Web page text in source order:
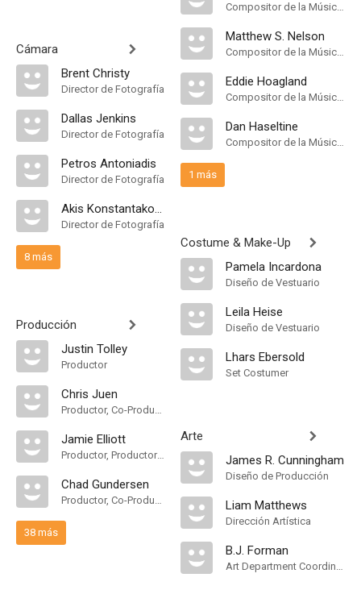
Cámara
Brent Christy
Director de Fotografía
Dallas Jenkins
Director de Fotografía
Petros Antoniadis
Director de Fotografía
Akis Konstantakopoulos
Director de Fotografía
8 más
Producción
Justin Tolley
Productor
Chris Juen
Productor, Co-Productor Ejecutivo
Jamie Elliott
Productor, Productor Supervisor
Chad Gundersen
Productor, Co-Productor Ejecutivo
38 más
Compositor de la Música Original
Matthew S. Nelson
Compositor de la Música Original
Eddie Hoagland
Compositor de la Música Original, Música
Dan Haseltine
Compositor de la Música Original
1 más
Costume & Make-Up
Pamela Incardona
Diseño de Vestuario
Leila Heise
Diseño de Vestuario
Lhars Ebersold
Set Costumer
Arte
James R. Cunningham
Diseño de Producción
Liam Matthews
Dirección Artística
B.J. Forman
Art Department Coordinator